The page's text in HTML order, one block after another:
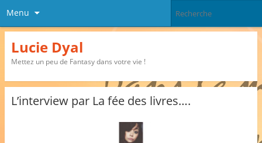
Menu
Lucie Dyal
Mettez un peu de Fantasy dans votre vie !
L’interview par La fée des livres….